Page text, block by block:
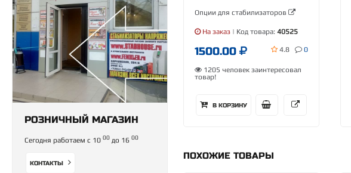
Опции для стабилизаторов
На заказ| Код товара: 40525
1500.00 4.8 0
1205 человек заинтересовал
товар!
В КОРЗИНУ
ПОХОЖИЕ ТОВАРЫ
РОЗНИЧНЫЙ МАГАЗИН
Сегодня работаем с 10 00 до 16 00
КОНТАКТЫ